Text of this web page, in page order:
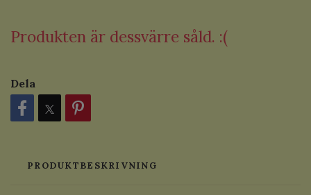
Produkten är dessvärre såld. :(
Dela
PRODUKTBESKRIVNING